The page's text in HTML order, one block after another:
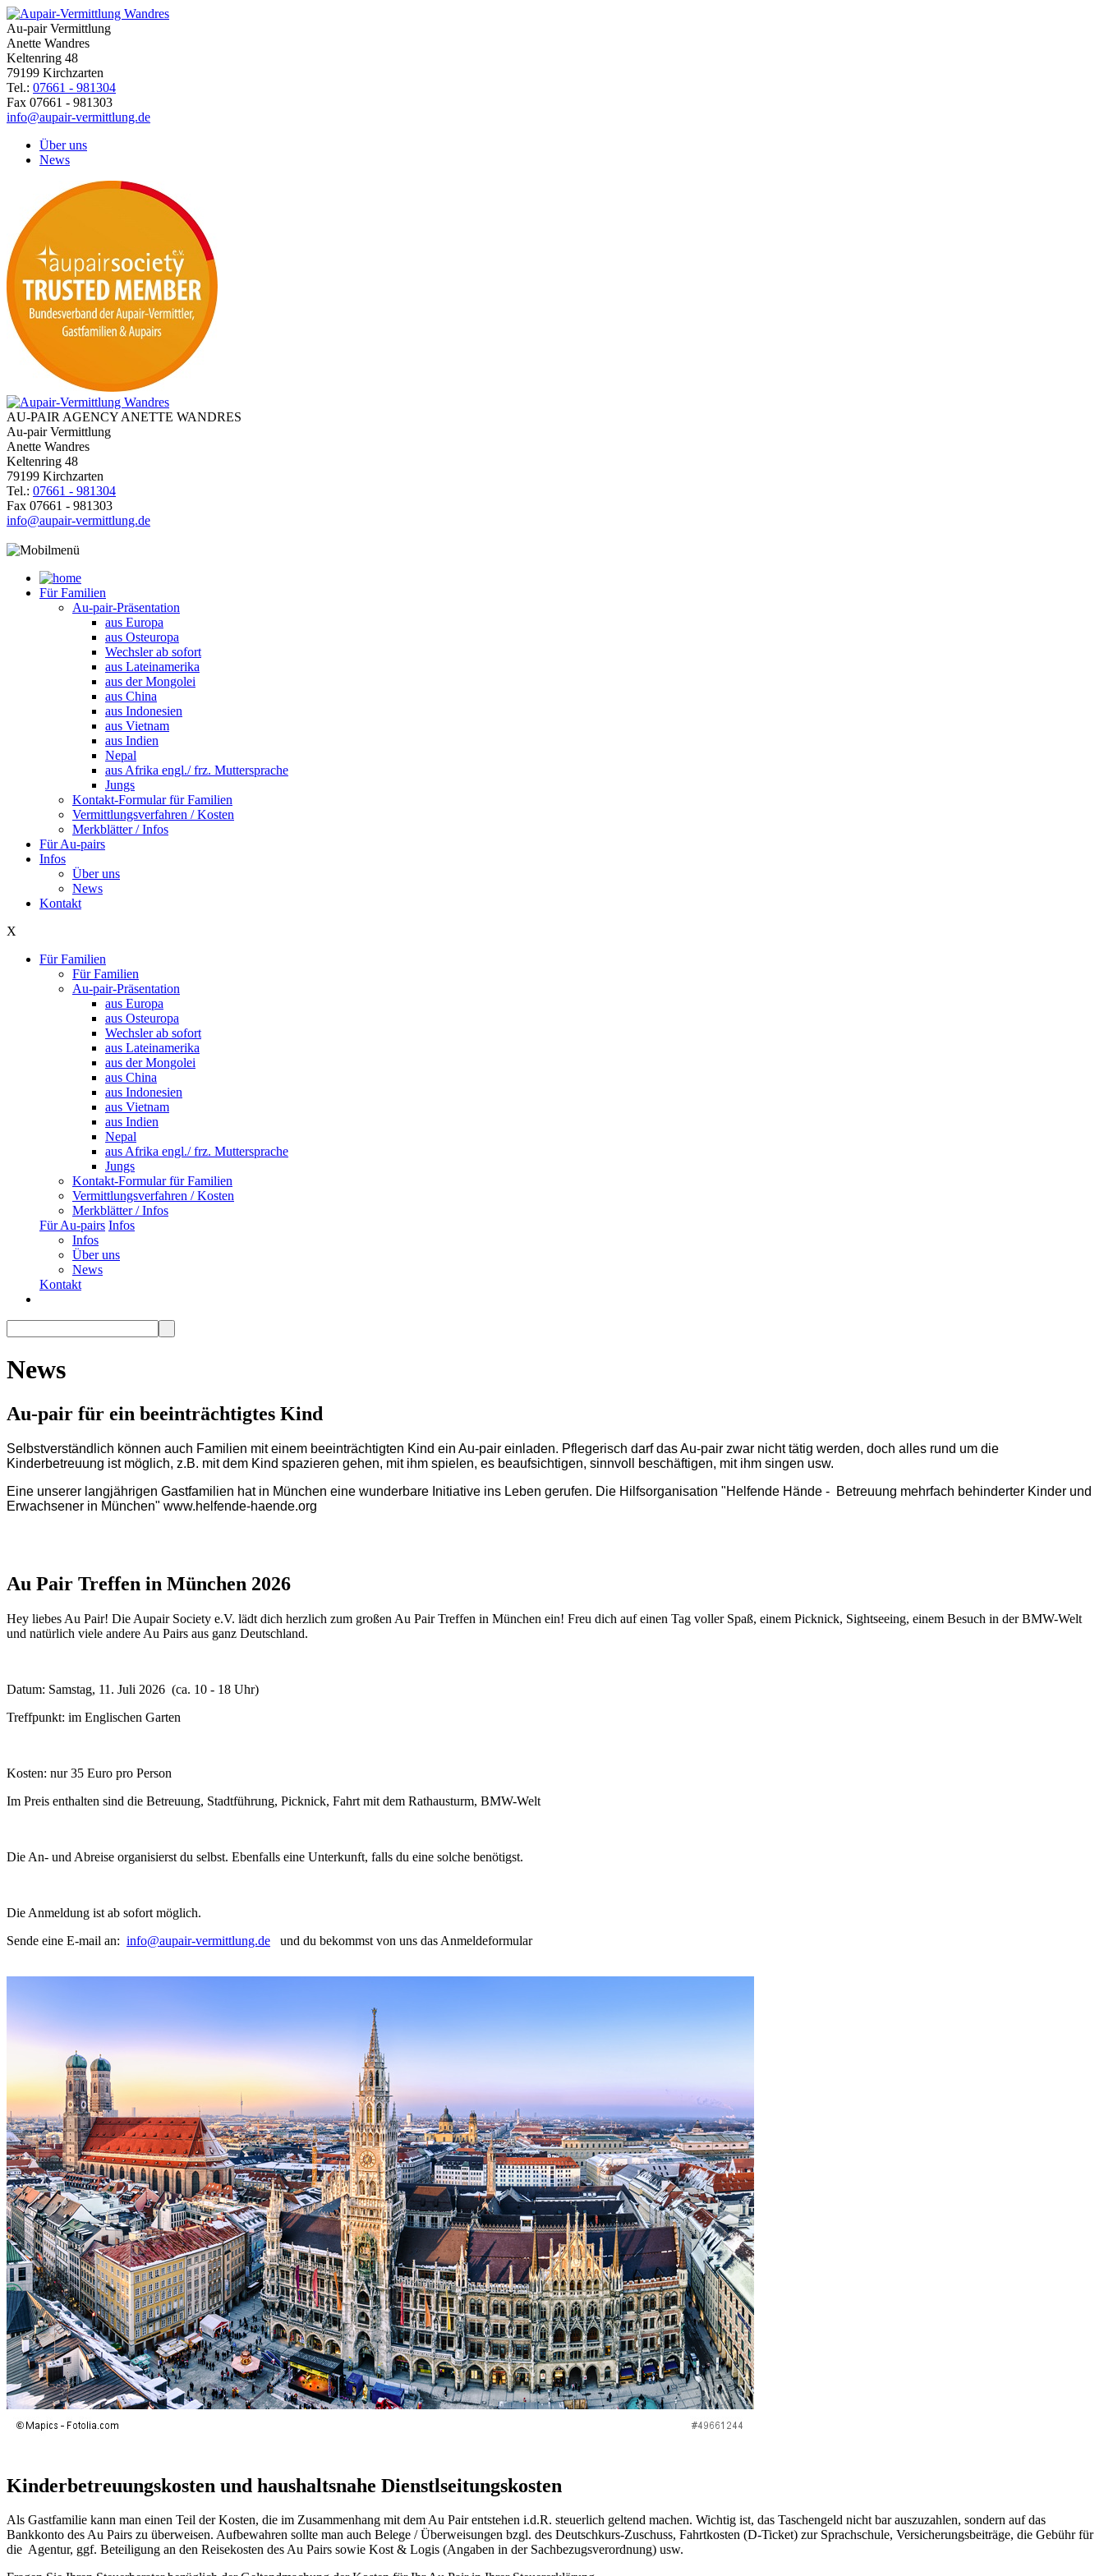
Au-pair Vermittlung
Anette Wandres
Keltenring 48
79199 Kirchzarten
Tel.: 07661 - 981304
Fax 07661 - 981303
info@aupair-vermittlung.de
Über uns
News
AU-PAIR AGENCY ANETTE WANDRES
Au-pair Vermittlung
Anette Wandres
Keltenring 48
79199 Kirchzarten
Tel.: 07661 - 981304
Fax 07661 - 981303
info@aupair-vermittlung.de
Für Familien
Au-pair-Präsentation
aus Europa
aus Osteuropa
Wechsler ab sofort
aus Lateinamerika
aus der Mongolei
aus China
aus Indonesien
aus Vietnam
aus Indien
Nepal
aus Afrika engl./ frz. Muttersprache
Jungs
Kontakt-Formular für Familien
Vermittlungsverfahren / Kosten
Merkblätter / Infos
Für Au-pairs
Infos
Über uns
News
Kontakt
X
Für Familien
Für Familien
Au-pair-Präsentation
aus Europa
aus Osteuropa
Wechsler ab sofort
aus Lateinamerika
aus der Mongolei
aus China
aus Indonesien
aus Vietnam
aus Indien
Nepal
aus Afrika engl./ frz. Muttersprache
Jungs
Kontakt-Formular für Familien
Vermittlungsverfahren / Kosten
Merkblätter / Infos
Für Au-pairs Infos
Infos
Über uns
News
Kontakt
News
Au-pair für ein beeinträchtigtes Kind
Selbstverständlich können auch Familien mit einem beeinträchtigten Kind ein Au-pair einladen. Pflegerisch darf das Au-pair zwar nicht tätig werden, doch alles rund um die
Kinderbetreuung ist möglich, z.B. mit dem Kind spazieren gehen, mit ihm spielen, es beaufsichtigen, sinnvoll beschäftigen, mit ihm singen usw.
Eine unserer langjährigen Gastfamilien hat in München eine wunderbare Initiative ins Leben gerufen. Die Hilfsorganisation "Helfende Hände - Betreuung mehrfach behinderter Kinder und
Erwachsener in München" www.helfende-haende.org
Au Pair Treffen in München 2026
Hey liebes Au Pair! Die Aupair Society e.V. lädt dich herzlich zum großen Au Pair Treffen in München ein! Freu dich auf einen Tag voller Spaß, einem Picknick, Sightseeing, einem Besuch in der BMW-Welt
und natürlich viele andere Au Pairs aus ganz Deutschland.
Datum: Samstag, 11. Juli 2026 (ca. 10 - 18 Uhr)
Treffpunkt: im Englischen Garten
Kosten: nur 35 Euro pro Person
Im Preis enthalten sind die Betreuung, Stadtführung, Picknick, Fahrt mit dem Rathausturm, BMW-Welt
Die An- und Abreise organisierst du selbst. Ebenfalls eine Unterkunft, falls du eine solche benötigst.
Die Anmeldung ist ab sofort möglich.
Sende eine E-mail an: info@aupair-vermittlung.de und du bekommst von uns das Anmeldeformular
Kinderbetreuungskosten und haushaltsnahe Dienstlseitungskosten
Als Gastfamilie kann man einen Teil der Kosten, die im Zusammenhang mit dem Au Pair entstehen i.d.R. steuerlich geltend machen. Wichtig ist, das Taschengeld nicht bar auszuzahlen, sondern auf das
Bankkonto des Au Pairs zu überweisen. Aufbewahren sollte man auch Belege / Überweisungen bzgl. des Deutschkurs-Zuschuss, Fahrtkosten (D-Ticket) zur Sprachschule, Versicherungsbeiträge, die Gebühr für
die Agentur, ggf. Beteiligung an den Reisekosten des Au Pairs sowie Kost & Logis (Angaben in der Sachbezugsverordnung) usw.